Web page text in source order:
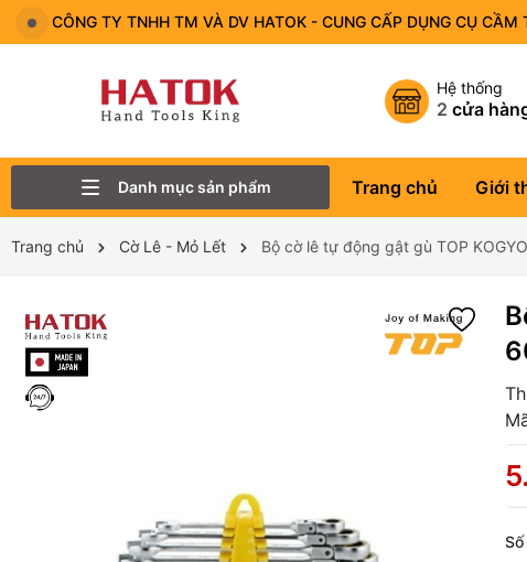
CÔNG TY TNHH TM VÀ DV HATOK - CUNG CẤP DỤNG CỤ CẦM
Hệ thống
2 cửa
Danh mục sản phẩm Trang chủ Giới
Trang chủ Cờ Lê - Mỏ Lết Bộ cờ lê tự động gật gù TOP